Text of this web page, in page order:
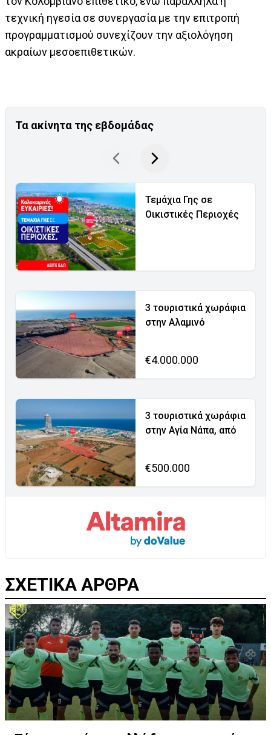
τεχνική ηγεσία σε συνεργασία με την επιτροπή
προγραμματισμού συνεχίζουν την αξιολόγηση
ακραίων μεσοεπιθετικών.
Τα ακίνητα της εβδομάδας
Τεμάχια Γης σε
Οικιστικές Περιοχές
3 τουριστικά χωράφια
στην Αλαμινό
€4.000.000
3 τουριστικά χωράφια
στην Αγία Νάπα, από
€500.000
ΣΧΕΤΙΚΑ ΑΡΘΡΑ